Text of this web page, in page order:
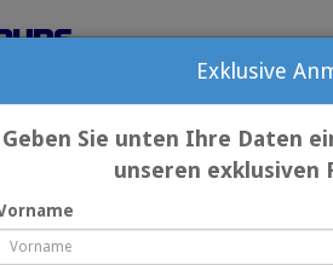
Exklusive
Geben Sie unten Ihre Daten
unseren exklusiven